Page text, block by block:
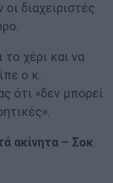
διαχειριστές
το χέρι και να
ο κ.
ότι «δεν μπορεί
ακίνητα – Σοκ